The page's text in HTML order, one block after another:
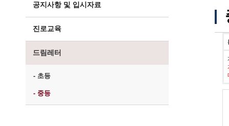
공지사항 및 입시자료
진로교육
드림레터
- 초등
- 중등